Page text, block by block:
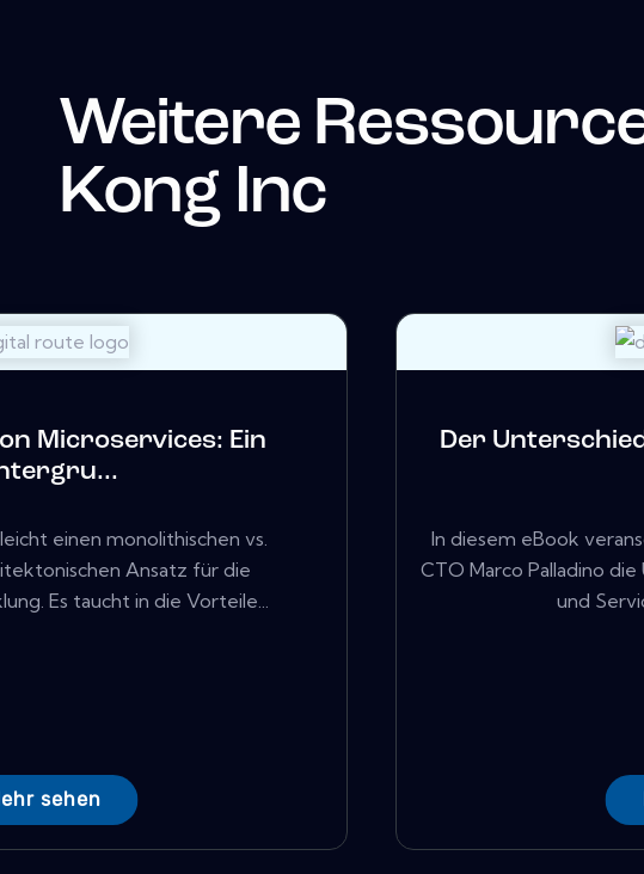
Weitere
Kong Inc
Microservices: Ein
einen monolithischen vs.
Ansatz für die
Es taucht in die Vorteile...
sehen
Der
In diesem eBook
CTO Marco Palladino
und